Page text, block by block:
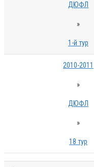
ДЮФЛ
»
1-й тур
2010-2011
»
ДЮФЛ
»
18 тур